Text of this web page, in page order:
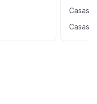
Casas
Casas